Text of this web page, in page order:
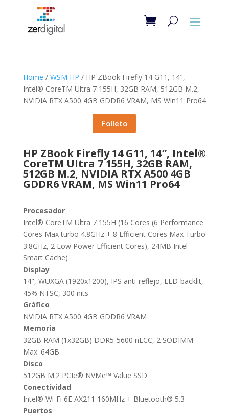
Home / WSM HP / HP ZBook Firefly 14 G11, 14″,
Intel® CoreTM Ultra 7 155H, 32GB RAM, 512GB M.2,
NVIDIA RTX A500 4GB GDDR6 VRAM, MS Win11 Pro64
Folleto
HP ZBook Firefly 14 G11, 14″, Intel®
CoreTM Ultra 7 155H, 32GB RAM,
512GB M.2, NVIDIA RTX A500 4GB
GDDR6 VRAM, MS Win11 Pro64
Procesador
Intel® CoreTM Ultra 7 155H (16 Cores (6 Performance
Cores Max turbo 4.8GHz + 8 Efficient Cores Max Turbo
3.8GHz, 2 Low Power Efficient Cores), 24MB Intel
Smart Cache)
Display
14", WUXGA (1920x1200), IPS anti-reflejo, LED-backlit,
45% NTSC, 300 nits
Gráfico
NVIDIA RTX A500 4GB GDDR6 VRAM
Memoria
32GB RAM (1x32GB) DDR5-5600 nECC, 2 SODIMM
Max. 64GB
Disco
512GB M.2 PCIe® NVMe™ Value SSD
Conectividad
Intel® Wi-Fi 6E AX211 160MHz + Bluetooth® 5.3
Puertos